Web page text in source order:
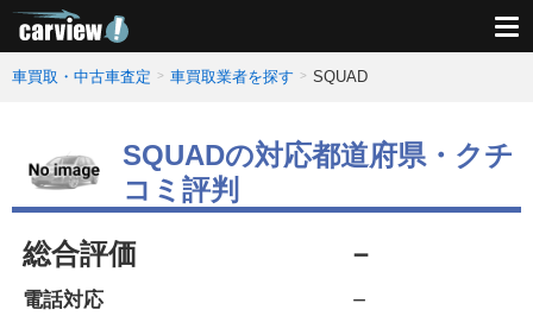
車買取・中古車査定 車買取業者を探す SQUAD
SQUADの対応都道府県・クチ
コミ評判
総合評価 －
電話対応 －